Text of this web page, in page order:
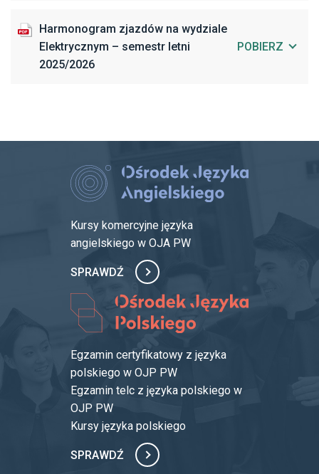
Harmonogram zjazdów na wydziale
Elektrycznym – semestr letni
2025/2026
POBIERZ
Kursy komercyjne języka
angielskiego w OJA PW
SPRAWDŹ
Egzamin certyfikatowy z języka
polskiego w OJP PW
Egzamin telc z języka polskiego w
OJP PW
Kursy języka polskiego
SPRAWDŹ